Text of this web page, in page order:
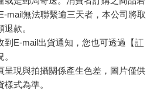
mail無法聯繫逾三天者，本公司將取
款。
到E-mail出貨通知，您也可透過【訂
呈現與拍攝關係產生色差，圖片僅供
式為準。